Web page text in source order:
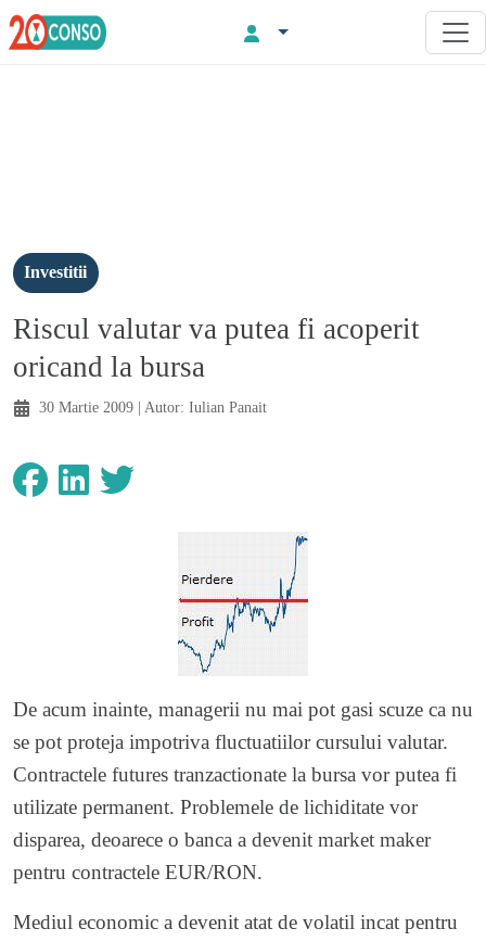
Investitii
Riscul valutar va putea fi acoperit
oricand la bursa
30 Martie 2009 | Autor: Iulian Panait
De acum inainte, managerii nu mai pot gasi scuze ca nu
se pot proteja impotriva fluctuatiilor cursului valutar.
Contractele futures tranzactionate la bursa vor putea fi
utilizate permanent. Problemele de lichiditate vor
disparea, deoarece o banca a devenit market maker
pentru contractele EUR/RON.
Mediul economic a devenit atat de volatil incat pentru